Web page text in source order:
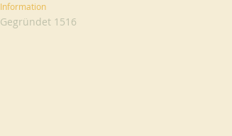
Information
Gegründet 1516